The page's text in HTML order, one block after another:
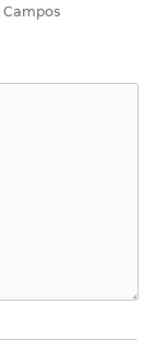
Campos